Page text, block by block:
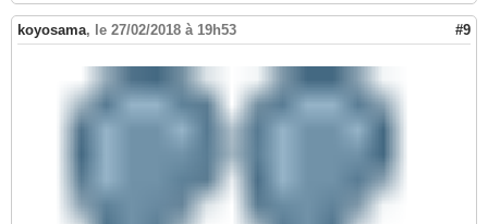
koyosama, le 27/02/2018 à 19h53 #9